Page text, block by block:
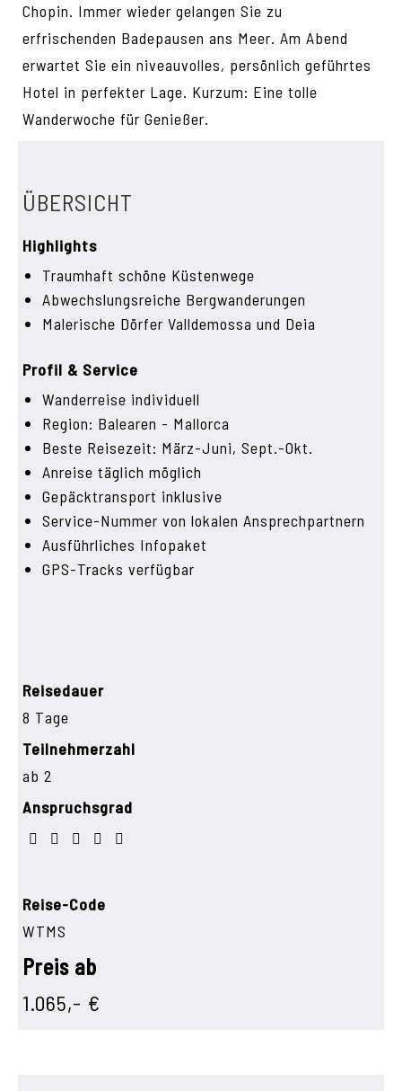
Chopin. Immer wieder gelangen Sie zu
erfrischenden Badepausen ans Meer. Am Abend
erwartet Sie ein niveauvolles, persönlich geführtes
Hotel in perfekter Lage. Kurzum: Eine tolle
Wanderwoche für Genießer.
ÜBERSICHT
Highlights
Traumhaft schöne Küstenwege
Abwechslungsreiche Bergwanderungen
Malerische Dörfer Valldemossa und Deia
Profil & Service
Wanderreise individuell
Region: Balearen - Mallorca
Beste Reisezeit: März-Juni, Sept.-Okt.
Anreise täglich möglich
Gepäcktransport inklusive
Service-Nummer von lokalen Ansprechpartnern
Ausführliches Infopaket
GPS-Tracks verfügbar
Reisedauer
8 Tage
Teilnehmerzahl
ab 2
Anspruchsgrad
Reise-Code
WTMS
Preis ab
1.065,- €